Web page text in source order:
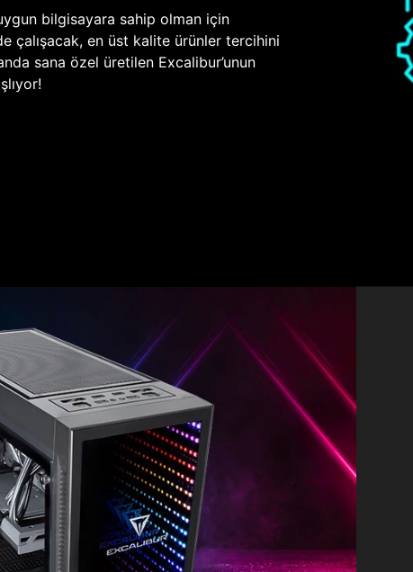
bilgisayara sahip olman için
çalışacak, en üst kalite ürünler tercihini
sana özel üretilen Excalibur’unun